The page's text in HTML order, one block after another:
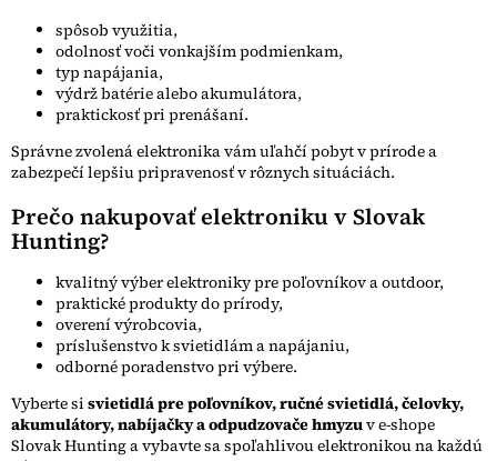
spôsob využitia,
odolnosť voči vonkajším podmienkam,
typ napájania,
výdrž batérie alebo akumulátora,
praktickosť pri prenášaní.
Správne zvolená elektronika vám uľahčí pobyt v prírode a
zabezpečí lepšiu pripravenosť v rôznych situáciách.
Prečo nakupovať elektroniku v Slovak
Hunting?
kvalitný výber elektroniky pre poľovníkov a outdoor,
praktické produkty do prírody,
overení výrobcovia,
príslušenstvo k svietidlám a napájaniu,
odborné poradenstvo pri výbere.
Vyberte si svietidlá pre poľovníkov, ručné svietidlá, čelovky,
akumulátory, nabíjačky a odpudzovače hmyzuv e-shope
Slovak Hunting a vybavte sa spoľahlivou elektronikou na každú